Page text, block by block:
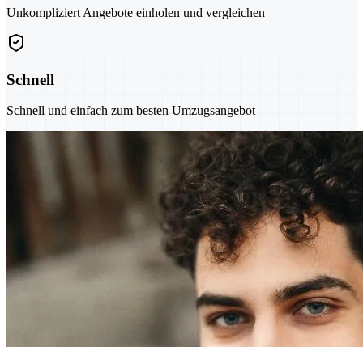
Unkompliziert Angebote einholen und vergleichen
Schnell
Schnell und einfach zum besten Umzugsangebot